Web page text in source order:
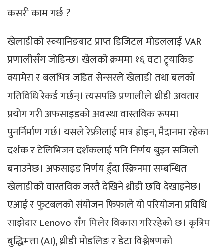
कसरी काम गर्छ ?
खेलाडीको स्क्यानिङबाट प्राप्त डिजिटल मोडललाई VAR
प्रणालीसँग जोडिन्छ। खेलको क्रममा १६ वटा ट्र्याकिङ
क्यामेरा र बलभित्र जडित सेन्सरले खेलाडी तथा बलको
गतिविधि रेकर्ड गर्छन्। त्यसपछि प्रणालीले थ्रीडी अवतार
प्रयोग गरी अफसाइडको अवस्था वास्तविक रूपमा
पुनर्निर्माण गर्छ। यसले रेफ्रीलाई मात्र होइन, मैदानमा रहेका
दर्शक र टेलिभिजन दर्शकलाई पनि निर्णय बुझ्न सजिलो
बनाउनेछ। अफसाइड निर्णय हुँदा स्क्रिनमा सम्बन्धित
खेलाडीको वास्तविक जस्तै देखिने थ्रीडी छवि देखाइनेछ।
एआई र फुटबलको संयोजन फिफाले यो परियोजना प्रविधि
साझेदार Lenovo सँग मिलेर विकास गरिरहेको छ। कृत्रिम
बुद्धिमत्ता (AI), थ्रीडी मोडलिङ र डेटा विश्लेषणको